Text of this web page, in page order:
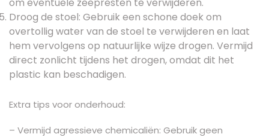
Droog de stoel: Gebruik een schone doek om
overtollig water van de stoel te verwijderen en laat
hem vervolgens op natuurlijke wijze drogen. Vermijd
direct zonlicht tijdens het drogen, omdat dit het
plastic kan beschadigen.
Extra tips voor onderhoud:
– Vermijd agressieve chemicaliën: Gebruik geen